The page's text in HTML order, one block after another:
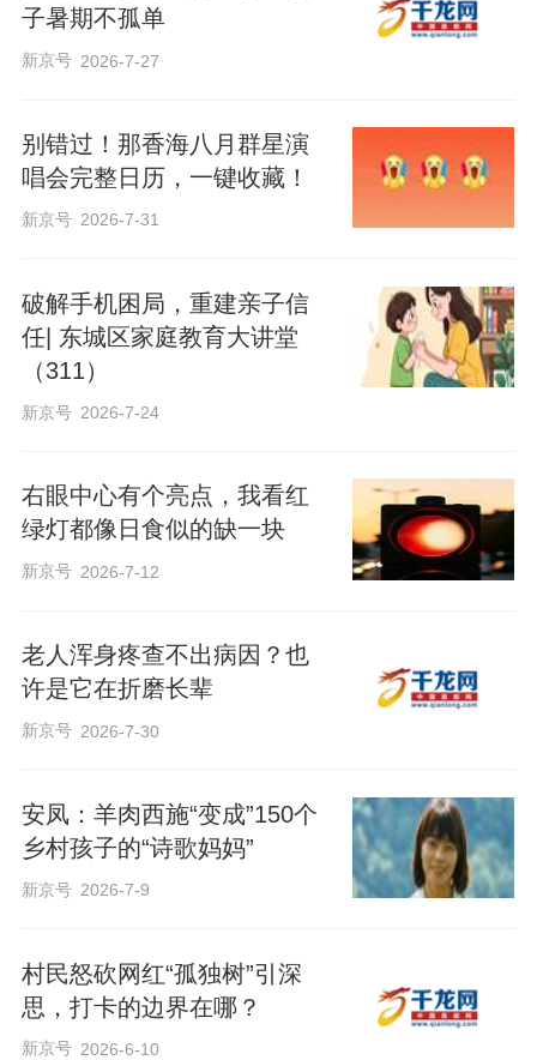
子暑期不孤单
新京号 2026-7-27
别错过！那香海八月群星演
唱会完整日历，一键收藏！
新京号 2026-7-31
破解手机困局，重建亲子信
任| 东城区家庭教育大讲堂
（311）
新京号 2026-7-24
右眼中心有个亮点，我看红
绿灯都像日食似的缺一块
新京号 2026-7-12
老人浑身疼查不出病因？也
许是它在折磨长辈
新京号 2026-7-30
安凤：羊肉西施“变成”150个
乡村孩子的“诗歌妈妈”
新京号 2026-7-9
村民怒砍网红“孤独树”引深
思，打卡的边界在哪？
新京号 2026-6-10